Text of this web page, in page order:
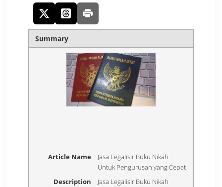
Summary
Article Name
Jasa Legalisir Buku Nikah
Untuk Pengurusan yang Cepat
Description
Jasa Legalisir Buku Nikah